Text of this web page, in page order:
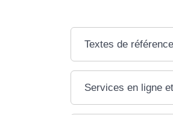
Textes de référence
Services en ligne